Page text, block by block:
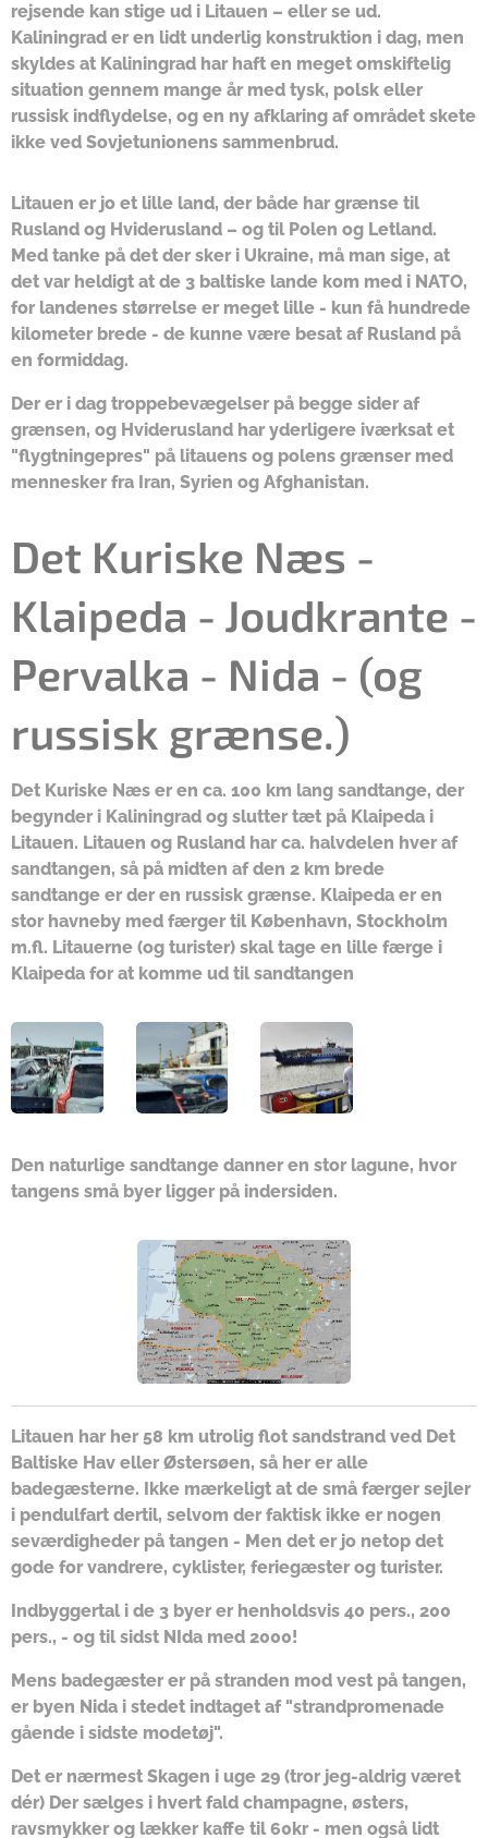
rejsende kan stige ud i Litauen – eller se ud.
Kaliningrad er en lidt underlig konstruktion i dag, men
skyldes at Kaliningrad har haft en meget omskiftelig
situation gennem mange år med tysk, polsk eller
russisk indflydelse, og en ny afklaring af området skete
ikke ved Sovjetunionens sammenbrud.
Litauen er jo et lille land, der både har grænse til
Rusland og Hviderusland – og til Polen og Letland.
Med tanke på det der sker i Ukraine, må man sige, at
det var heldigt at de 3 baltiske lande kom med i NATO,
for landenes størrelse er meget lille - kun få hundrede
kilometer brede - de kunne være besat af Rusland på
en formiddag.
Der er i dag troppebevægelser på begge sider af
grænsen, og Hviderusland har yderligere iværksat et
"flygtningepres" på litauens og polens grænser med
mennesker fra Iran, Syrien og Afghanistan.
Det Kuriske Næs -
Klaipeda - Joudkrante -
Pervalka - Nida - (og
russisk grænse.)
Det Kuriske Næs er en ca. 100 km lang sandtange, der
begynder i Kaliningrad og slutter tæt på Klaipeda i
Litauen. Litauen og Rusland har ca. halvdelen hver af
sandtangen, så på midten af den 2 km brede
sandtange er der en russisk grænse. Klaipeda er en
stor havneby med færger til København, Stockholm
m.fl. Litauerne (og turister) skal tage en lille færge i
Klaipeda for at komme ud til sandtangen
Den naturlige sandtange danner en stor lagune, hvor
tangens små byer ligger på indersiden.
Litauen har her 58 km utrolig flot sandstrand ved Det
Baltiske Hav eller Østersøen, så her er alle
badegæsterne. Ikke mærkeligt at de små færger sejler
i pendulfart dertil, selvom der faktisk ikke er nogen
seværdigheder på tangen - Men det er jo netop det
gode for vandrere, cyklister, feriegæster og turister.
Indbyggertal i de 3 byer er henholdsvis 40 pers., 200
pers., - og til sidst NIda med 2000!
Mens badegæster er på stranden mod vest på tangen,
er byen Nida i stedet indtaget af "strandpromenade
gående i sidste modetøj".
Det er nærmest Skagen i uge 29 (tror jeg-aldrig været
dér) Der sælges i hvert fald champagne, østers,
ravsmykker og lækker kaffe til 60kr - men også lidt